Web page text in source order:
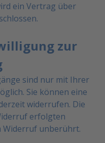
ein Vertrag über
zur
sind nur mit Ihrer
Sie können eine
widerrufen. Die
erfolgten
Widerruf unberührt.